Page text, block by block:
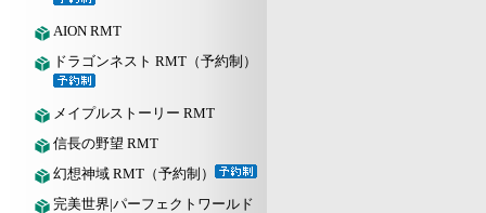
AION RMT
ドラゴンネスト RMT（予約制）
メイプルストーリー RMT
信長の野望 RMT
幻想神域 RMT（予約制）
完美世界|パーフェクトワールド